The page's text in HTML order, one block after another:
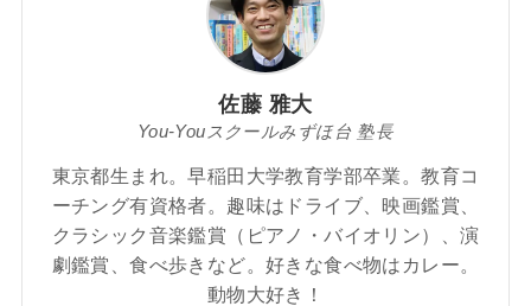
佐藤 雅大
You-Youスクールみずほ台 塾長
東京都生まれ。早稲田大学教育学部卒業。教育コ
ーチング有資格者。趣味はドライブ、映画鑑賞、
クラシック音楽鑑賞（ピアノ・バイオリン）、演
劇鑑賞、食べ歩きなど。好きな食べ物はカレー。
動物大好き！